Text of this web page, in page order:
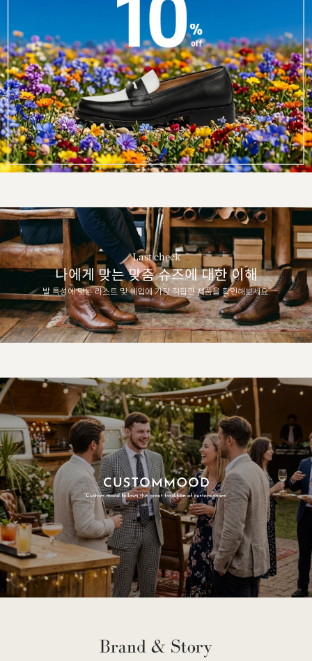
Last check
나에게 맞는 맞춤 슈즈에 대한 이해
발 특성에 맞는 라스트 및 쉐입에 가장 적합한 제품을 확인해보세요.